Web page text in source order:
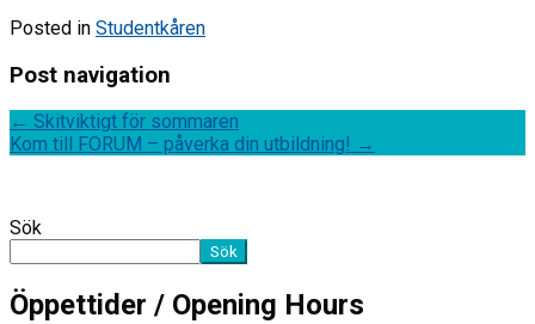
Posted in Studentkåren
Post navigation
← Skitviktigt för sommaren
Kom till FORUM – påverka din utbildning! →
Sök
Sök
Öppettider / Opening Hours